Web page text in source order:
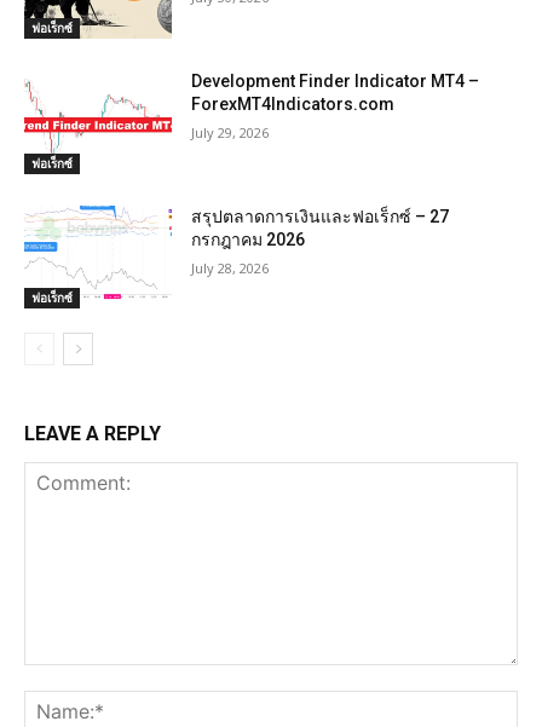
ฟอเร็กซ์
ฟอเร็กซ์
Development Finder Indicator MT4 –
ForexMT4Indicators.com
July 29, 2026
ฟอเร็กซ์
สรุปตลาดการเงินและฟอเร็กซ์ – 27
กรกฎาคม 2026
July 28, 2026
LEAVE A REPLY